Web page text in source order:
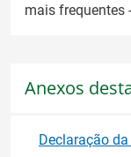
mais frequentes -
Anexos
Declaração